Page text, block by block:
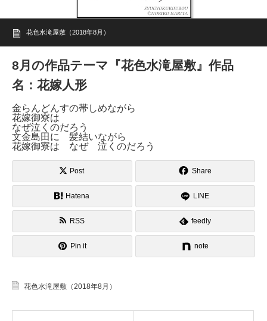
花色水滝屋敷（2018年8月）
8月の作品テーマ『花色水滝屋敷』作品
名：花嫁人形
金らんどんすの帯しめながら
花嫁御寮は
なぜ泣くのだろう
文金島田に 髪結いながら
花嫁御寮は なぜ 泣くのだろう
Post Share
Hatena LINE
RSS feedly
Pin it note
花色水滝屋敷（2018年8月）